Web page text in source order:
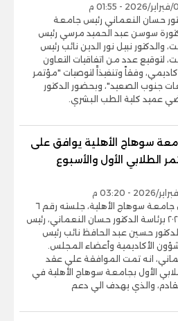
حسان النعماني رئيس جامعة
سوسن عبد الحميد مرسي رئيس
والدكتور نبيل نور الدين نائب رئيس
لتوقيع عدد من اتفاقيات التعاون
وفقاً وتنفيذاََ لتوصيات "مؤتمر
جنوب الصعيد"، وبحضور الدكتور
عميد كلية الطب البشري.
سوهاج الأهلية يوافق على
الطلابي الأول والأسبوع
عقد مجلس جامعة سوهاج الأهلية، جلسته رقم ٦
لشهر يناير ٢٠٢٦ برئاسة الدكتور حسان النعماني، رئيس
حسين عبد الحافظ نائب رئيس
الأكاديمية وأعضاء المجلس.
انه تمت الموافقة علي عقد
الأول بجامعة سوهاج الأهلية في
والذي يهدف الي دعم